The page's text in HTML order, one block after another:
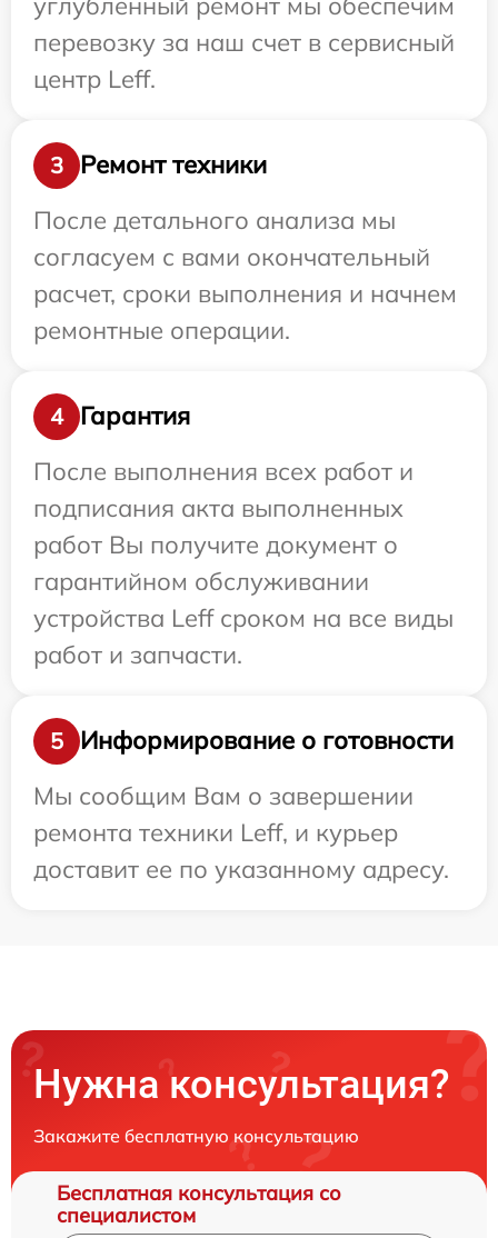
перевозку за наш счет в сервисный
центр Leff.
3
Ремонт техники
После детального анализа мы
согласуем с вами окончательный
расчет, сроки выполнения и начнем
ремонтные операции.
4
Гарантия
После выполнения всех работ и
подписания акта выполненных
работ Вы получите документ о
гарантийном обслуживании
устройства Leff сроком на все виды
работ и запчасти.
5
Информирование о готовности
Мы сообщим Вам о завершении
ремонта техники Leff, и курьер
доставит ее по указанному адресу.
Нужна консультация?
Закажите бесплатную консультацию
Бесплатная консультация со
специалистом